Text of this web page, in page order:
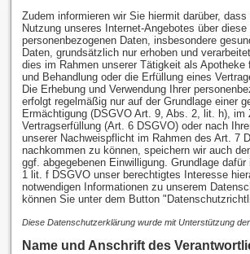
Zudem informieren wir Sie hiermit darüber, dass
Nutzung unseres Internet-Angebotes über
personenbezogenen Daten, insbesondere
Daten, grundsätzlich nur erhoben und
dies im Rahmen unserer Tätigkeit als Apotheke
und Behandlung oder die Erfüllung eines
Die Erhebung und Verwendung Ihrer
erfolgt regelmäßig nur auf der Grundlage einer
Ermächtigung (DSGVO Art. 9, Abs. 2, lit. h), im
Vertragserfüllung (Art. 6 DSGVO) oder nach
unserer Nachweispflicht im Rahmen des Art. 7
nachkommen zu können, speichern wir auch
ggf. abgegebenen Einwilligung. Grundlage dafür
1 lit. f DSGVO unser berechtigtes Interesse
notwendigen Informationen zu unserem
können Sie unter dem Button
Diese Datenschutzerklärung wurde mit Unterstützung der
Name und Anschrift des